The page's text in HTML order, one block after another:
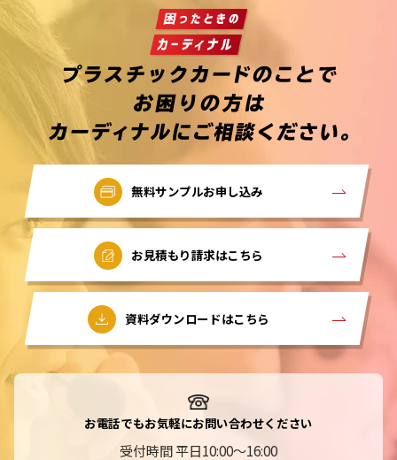
無料サンプルお申し込み
お見積もり請求はこちら
資料ダウンロードはこちら
お電話でもお気軽にお問い合わせください
受付時間 平日10:00～16:00